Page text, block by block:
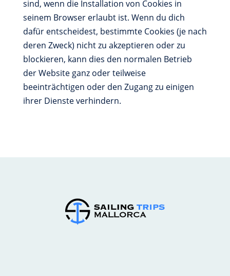
sind, wenn die Installation von Cookies in
seinem Browser erlaubt ist. Wenn du dich
dafür entscheidest, bestimmte Cookies (je nach
deren Zweck) nicht zu akzeptieren oder zu
blockieren, kann dies den normalen Betrieb
der Website ganz oder teilweise
beeinträchtigen oder den Zugang zu einigen
ihrer Dienste verhindern.